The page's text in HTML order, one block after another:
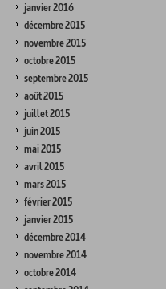
janvier 2016
décembre 2015
novembre 2015
octobre 2015
septembre 2015
août 2015
juillet 2015
juin 2015
mai 2015
avril 2015
mars 2015
février 2015
janvier 2015
décembre 2014
novembre 2014
octobre 2014